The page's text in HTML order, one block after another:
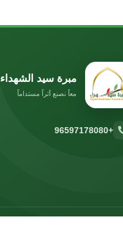
مبرة سيد الشهداء
معاً نصنع أثراً مستداماً
+96597178080